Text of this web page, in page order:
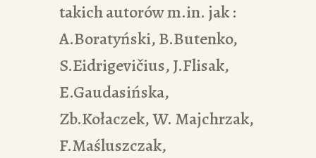
takich autorów m.in. jak :
A.Boratyński, B.Butenko,
S.Eidrigevičius, J.Flisak,
E.Gaudasińska,
Zb.Kołaczek, W. Majchrzak,
F.Maśluszczak,